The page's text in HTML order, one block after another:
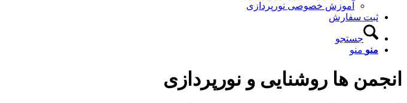
آموزش خصوصی نورپردازی
ثبت سفارش
جستجو
منو منو
انجمن ها روشنایی و نورپردازی